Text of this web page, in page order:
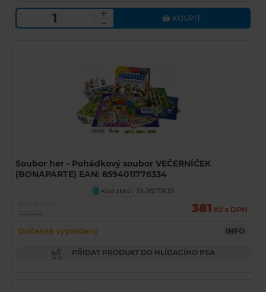
KOUPIT
Soubor her - Pohádkový soubor VEČERNÍČEK
(BONAPARTE) EAN: 8594011776334
U Kód zboží: 33-38/77633
381 Kč s DPH
Dočasně vyprodaný INFO
PŘIDAT PRODUKT DO HLÍDACÍHO PSA